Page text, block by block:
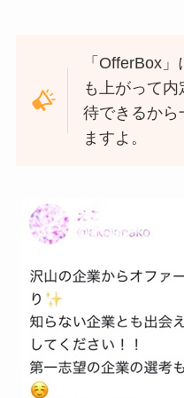
「OfferBox
も上がって
待できるから
ますよ。